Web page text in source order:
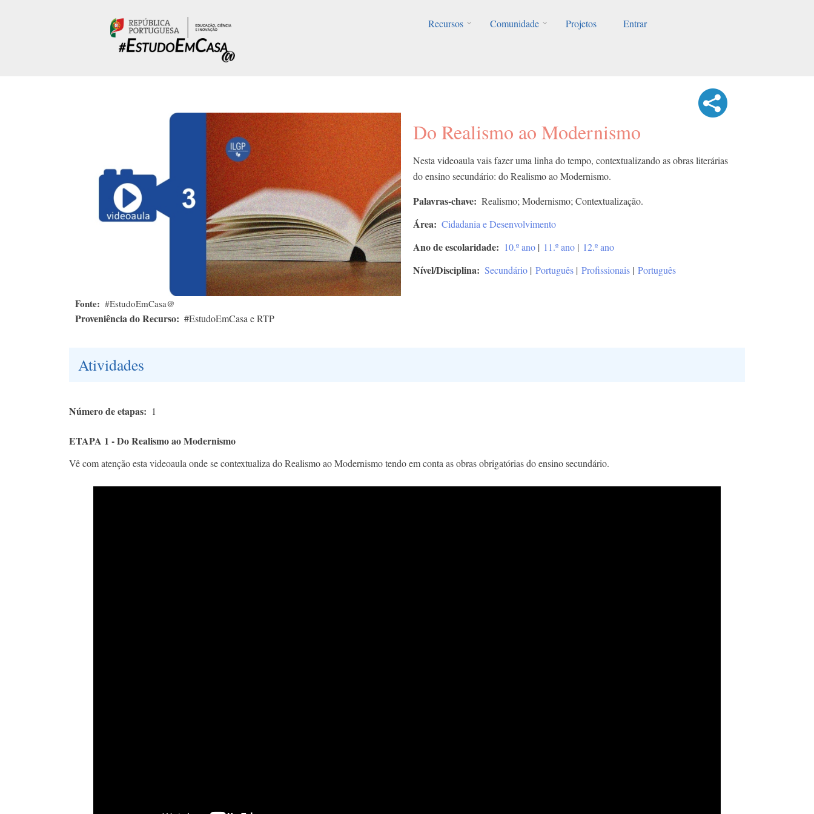
Recursos
Comunidade Projetos Entrar
Fonte #EstudoEmCasa@
Proveniência do Recurso #EstudoEmCasa e RTP
Do Realismo ao Modernismo
Nesta videoaula vais fazer uma linha do tempo, contextualizando as obras literárias
do ensino secundário: do Realismo ao Modernismo.
Palavras-chave Realismo; Modernismo; Contextualização.
Área Cidadania e Desenvolvimento
Ano de escolaridade 10.º ano | 11.º ano | 12.º ano
Nível/Disciplina Secundário | Português | Profissionais | Português
Atividades
Número de etapas 1
ETAPA 1 - Do Realismo ao Modernismo
Vê com atenção esta videoaula onde se contextualiza do Realismo ao Modernismo tendo em conta as obras obrigatórias do ensino secundário.